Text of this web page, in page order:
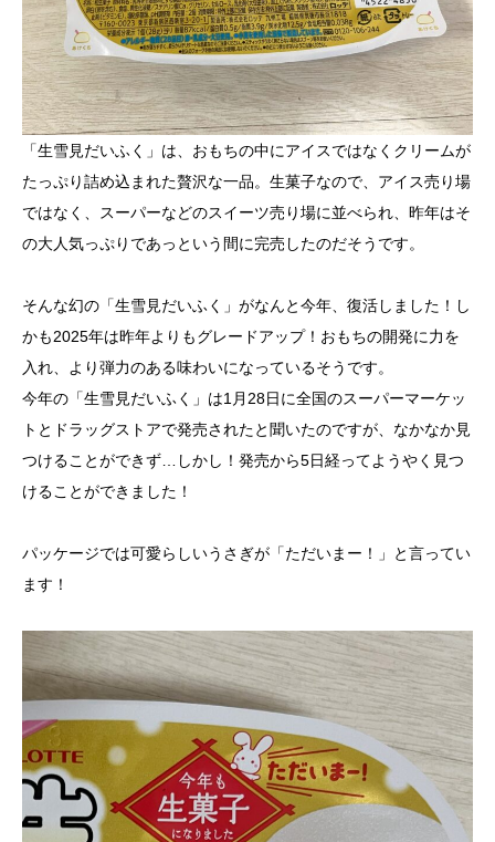
「生雪見だいふく」は、おもちの中にアイスではなくクリームが
たっぷり詰め込まれた贅沢な一品。生菓子なので、アイス売り場
ではなく、スーパーなどのスイーツ売り場に並べられ、昨年はそ
の大人気っぷりであっという間に完売したのだそうです。
そんな幻の「生雪見だいふく」がなんと今年、復活しました！し
かも2025年は昨年よりもグレードアップ！おもちの開発に力を
入れ、より弾力のある味わいになっているそうです。
今年の「生雪見だいふく」は1月28日に全国のスーパーマーケッ
トとドラッグストアで発売されたと聞いたのですが、なかなか見
つけることができず…しかし！発売から5日経ってようやく見つ
けることができました！
パッケージでは可愛らしいうさぎが「ただいまー！」と言ってい
ます！